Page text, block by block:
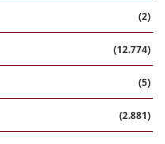
(2)
(12.774)
(5)
(2.881)